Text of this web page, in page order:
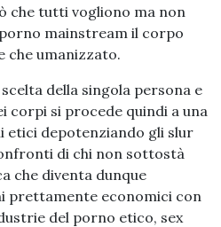
che tutti vogliono ma non
mainstream il corpo
umanizzato.
della singola persona e
corpi si procede quindi a una
etici depotenziando gli slur
di chi non sottostà
che diventa dunque
prettamente economici con
del porno etico, sex